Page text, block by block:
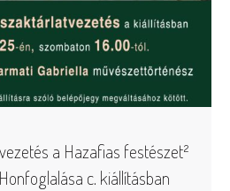
a Hazafias festészet²
c. kiállításban